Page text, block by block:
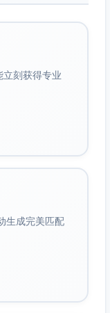
刻获得专业
生成完美匹配